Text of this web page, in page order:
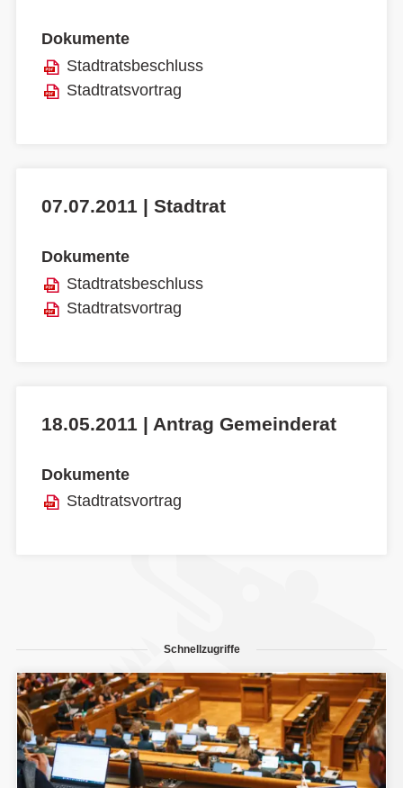
Dokumente
Stadtratsbeschluss
Stadtratsvortrag
07.07.2011 | Stadtrat
Dokumente
Stadtratsbeschluss
Stadtratsvortrag
18.05.2011 | Antrag Gemeinderat
Dokumente
Stadtratsvortrag
Schnellzugriffe